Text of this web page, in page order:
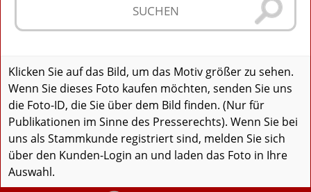
Klicken Sie auf das Bild, um das Motiv größer zu sehen.
Wenn Sie dieses Foto kaufen möchten, senden Sie uns
die Foto-ID, die Sie über dem Bild finden. (Nur für
Publikationen im Sinne des Presserechts). Wenn Sie bei
uns als Stammkunde registriert sind, melden Sie sich
über den Kunden-Login an und laden das Foto in Ihre
Auswahl.